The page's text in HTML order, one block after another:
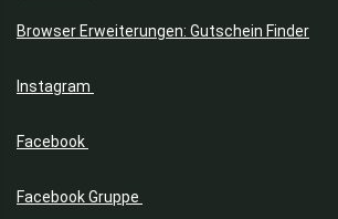
Browser Erweiterungen: Gutschein Finder
Instagram
Facebook
Facebook Gruppe